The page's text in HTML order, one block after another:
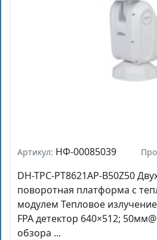
Артикул: НФ-00085039
DH-TPC-PT8621AP-B50Z50
поворотная платформа с
модулем Тепловое
FPA детектор 640×512;
обзора ...